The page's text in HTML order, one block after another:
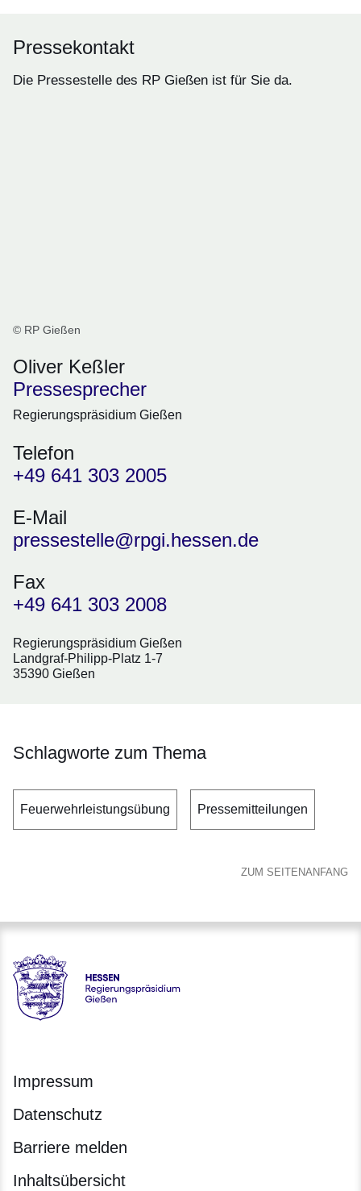
Pressekontakt
Die Pressestelle des RP Gießen ist für Sie da.
© RP Gießen
Oliver Keßler
Pressesprecher
Regierungspräsidium Gießen
Telefon
+49 641 303 2005
E-Mail
pressestelle@rpgi.hessen.de
Fax
+49 641 303 2008
Regierungspräsidium Gießen
Landgraf-Philipp-Platz 1-7
35390 Gießen
Schlagworte zum Thema
Feuerwehrleistungsübung Pressemitteilungen
ZUM SEITENANFANG
Hessen - Regierungspräsidium Gießen
Impressum
Datenschutz
Barriere melden
Inhaltsübersicht